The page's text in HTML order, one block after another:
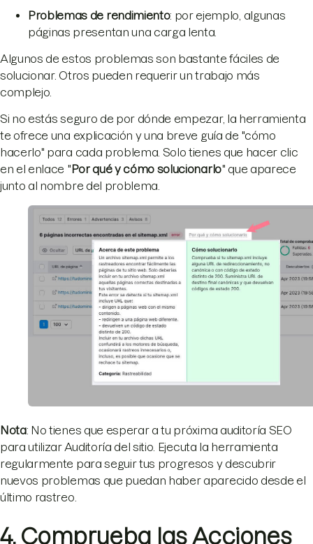
Problemas de rendimiento: por ejemplo, algunas
páginas presentan una carga lenta.
Algunos de estos problemas son bastante fáciles de
solucionar. Otros pueden requerir un trabajo más
complejo.
Si no estás seguro de por dónde empezar, la herramienta
te ofrece una explicación y una breve guía de "cómo
hacerlo" para cada problema. Solo tienes que hacer clic
en el enlace "Por qué y cómo solucionarlo" que aparece
junto al nombre del problema.
Nota: No tienes que esperar a tu próxima auditoría SEO
para utilizar Auditoría del sitio. Ejecuta la herramienta
regularmente para seguir tus progresos y descubrir
nuevos problemas que puedan haber aparecido desde el
último rastreo.
4. Comprueba las Acciones